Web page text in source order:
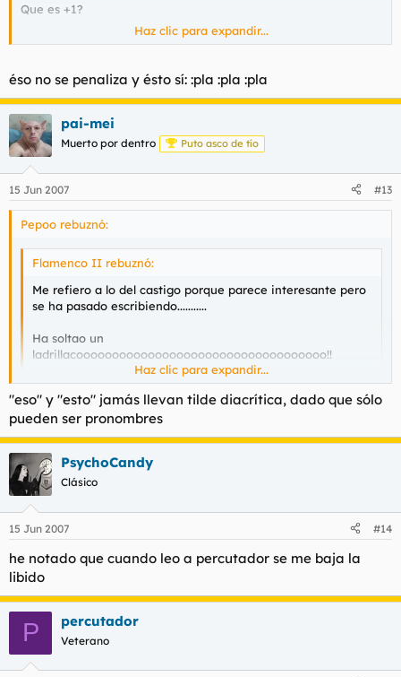
Que es +1?
Por el culo te la hinco.
Haz clic para expandir...
éso no se penaliza y ésto sí: :pla :pla :pla
pai-mei
Muerto por dentro Puto asco de tío
15 Jun 2007 #13
Pepoo rebuznó:
Flamenco II rebuznó:
Me refiero a lo del castigo porque parece interesante pero
se ha pasado escribiendo...........
Ha soltao un
ladrillacooooooooooooooooooooooooooooooooooo!!
Que es +1?
Por el culo te la hinco.
Haz clic para expandir...
éso no se penaliza y ésto sí: :pla :pla :pla
Haz clic para expandir...
"eso" y "esto" jamás llevan tilde diacrítica, dado que sólo
pueden ser pronombres
PsychoCandy
Clásico
15 Jun 2007 #14
he notado que cuando leo a percutador se me baja la
libido
P percutador
Veterano